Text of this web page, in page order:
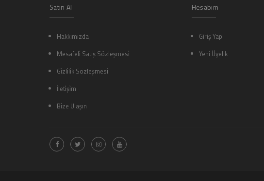
Satın Al
Hakkımızda
Mesafeli̇ Satış Sözleşmesi̇
Gi̇zli̇li̇k Sözleşmesi̇
İleti̇şi̇m
Bi̇ze Ulaşın
Hesabım
Giriş Yap
Yeni Üyelik